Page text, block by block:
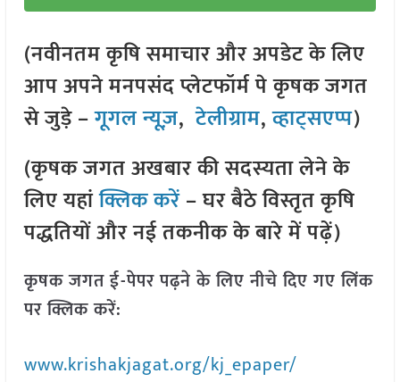
(नवीनतम कृषि समाचार और अपडेट के लिए
आप अपने मनपसंद प्लेटफॉर्म पे कृषक जगत
से जुड़े –गूगल न्यूज़,टेलीग्राम,व्हाट्सएप्प)
(कृषक जगत अखबार की सदस्यता लेने के
लिए यहांक्लिक करें– घर बैठे विस्तृत कृषि
पद्धतियों और नई तकनीक के बारे में पढ़ें)
कृषक जगत ई-पेपर पढ़ने के लिए नीचे दिए गए लिंक
पर क्लिक करें:
www.krishakjagat.org/kj_epaper/